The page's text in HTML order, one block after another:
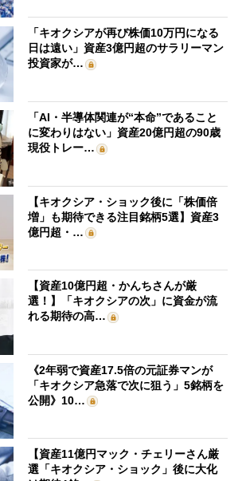
「キオクシアが再び株価10万円になる
日は遠い」資産3億円超のサラリーマン
投資家が…
「AI・半導体関連が“本命”であること
に変わりはない」資産20億円超の90歳
現役トレー…
【キオクシア・ショック後に「株価倍
増」も期待できる注目銘柄5選】資産3
億円超・…
【資産10億円超・かんちさんが厳
選！】「キオクシアの次」に資金が流
れる期待の高…
《2年弱で資産17.5倍の元証券マンが
「キオクシア急落で次に狙う」5銘柄を
公開》10…
【資産11億円マック・チェリーさん厳
選「キオクシア・ショック」後に大化